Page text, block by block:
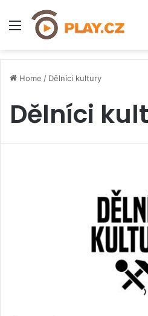
Menu
Home / Dělníci kultury
Dělníci